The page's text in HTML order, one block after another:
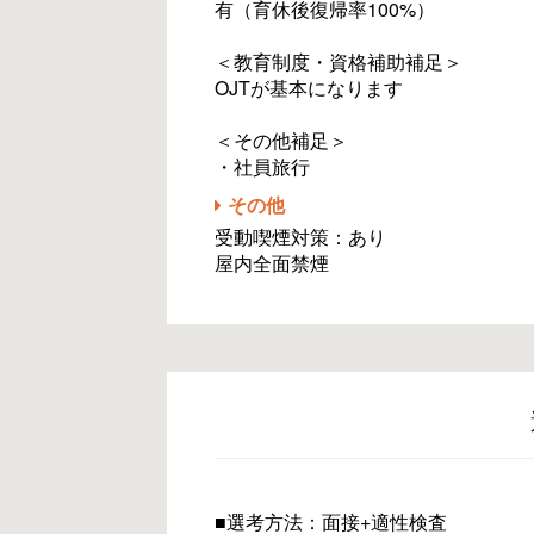
有（育休後復帰率100%）
＜教育制度・資格補助補足＞
OJTが基本になります
＜その他補足＞
・社員旅行
その他
受動喫煙対策：あり
屋内全面禁煙
■選考方法：面接+適性検査